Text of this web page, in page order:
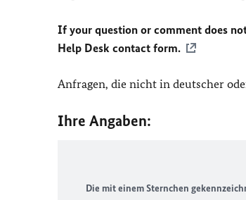
If your question or comment does
Help Desk contact form.
Anfragen, die nicht in deutscher
Ihre Angaben:
Die mit einem Sternchen